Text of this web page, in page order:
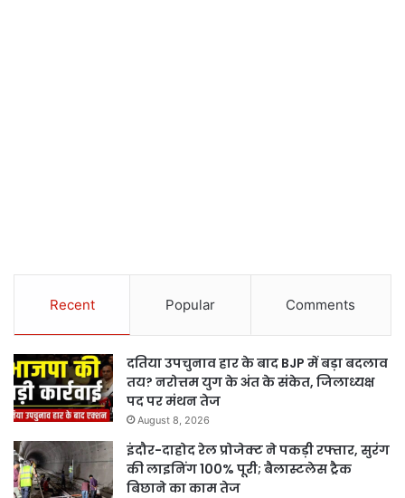
Recent Popular Comments
दतिया उपचुनाव हार के बाद BJP में बड़ा बदलाव
तय? नरोत्तम युग के अंत के संकेत, जिलाध्यक्ष
पद पर मंथन तेज
August 8, 2026
इंदौर-दाहोद रेल प्रोजेक्ट ने पकड़ी रफ्तार, सुरंग
की लाइनिंग 100% पूरी; बैलास्टलेस ट्रैक
बिछाने का काम तेज